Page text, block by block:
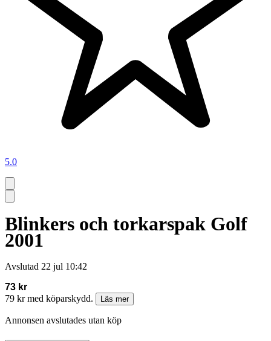
5.0
Blinkers och torkarspak Golf
2001
Avslutad 22 jul 10:42
73 kr
79 kr med köparskydd.
Läs mer
Annonsen avslutades utan köp